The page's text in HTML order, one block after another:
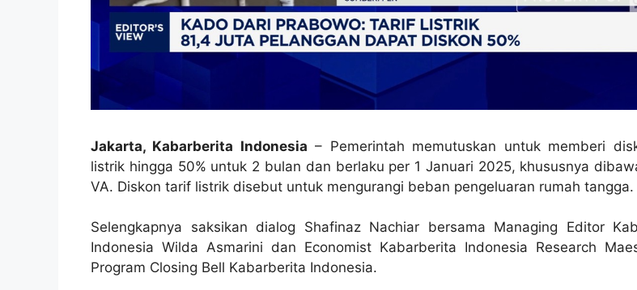
Jakarta, Kabarberita Indonesia – Pemerintah memutuskan untuk memberi
listrik hingga 50% untuk 2 bulan dan berlaku per 1 Januari 2025, khususnya
VA. Diskon tarif listrik disebut untuk mengurangi beban pengeluaran rumah tangga.
Selengkapnya saksikan dialog Shafinaz Nachiar bersama Managing Editor
Indonesia Wilda Asmarini dan Economist Kabarberita Indonesia Research
Program Closing Bell Kabarberita Indonesia.